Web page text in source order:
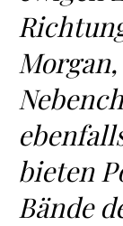
bieten
Bände